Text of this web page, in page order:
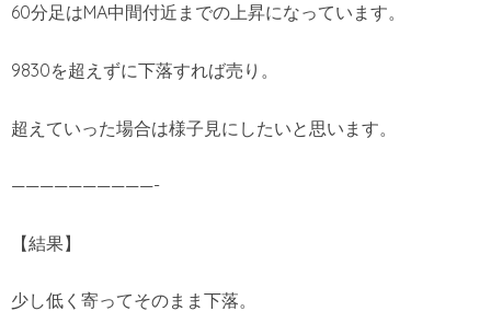
60分足はMA中間付近までの上昇になっています。
9830を超えずに下落すれば売り。
超えていった場合は様子見にしたいと思います。
——————————-
【結果】
少し低く寄ってそのまま下落。